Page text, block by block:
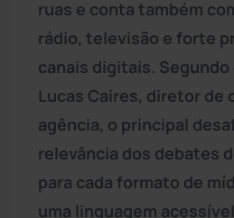
ruas e conta também
rádio, televisão e forte
canais digitais.
Lucas Caires, diretor de
agência, o principal
relevância dos debates
para cada formato de
uma linguagem